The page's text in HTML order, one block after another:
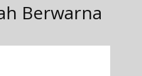
Berwarna